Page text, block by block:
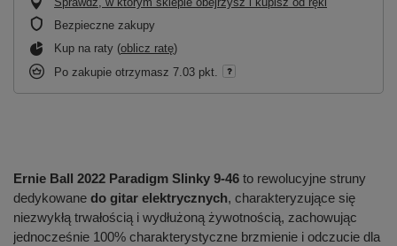
Bezpieczne zakupy
Kup na raty (oblicz ratę)
Po zakupie otrzymasz 7.03 pkt.
Ernie Ball 2022 Paradigm Slinky 9-46 to rewolucyjne struny
dedykowane do gitar elektrycznych, charakteryzujące się
niezwykłą trwałością i wydłużoną żywotnością, zachowując
jednocześnie 100% charakterystyczne brzmienie i odczucie dla